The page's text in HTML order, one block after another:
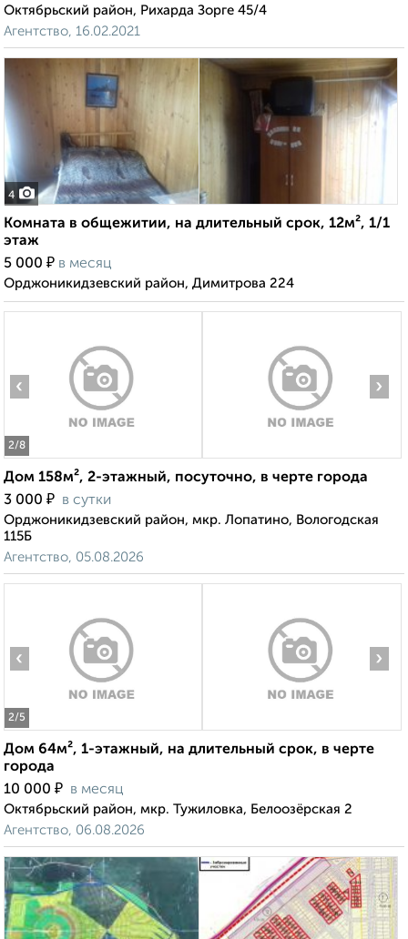
Октябрьский район, Рихарда Зорге 45/4
Агентство, 16.02.2021
4
Комната в общежитии, на длительный срок, 12м², 1/1
этаж
5 000 ₽ в месяц
Орджоникидзевский район, Димитрова 224
2/8
‹ ›
Дом 158м², 2-этажный, посуточно, в черте города
3 000 ₽ в сутки
Орджоникидзевский район, мкр. Лопатино, Вологодская
115Б
Агентство, 05.08.2026
2/5
‹ ›
Дом 64м², 1-этажный, на длительный срок, в черте
города
10 000 ₽ в месяц
Октябрьский район, мкр. Тужиловка, Белоозёрская 2
Агентство, 06.08.2026